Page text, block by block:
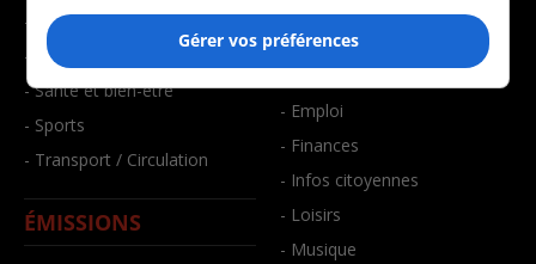
- Environnement
- Faits divers
- Santé et bien-être
- Sports
- Transport / Circulation
ÉMISSIONS
- Art de vivre
- Emploi
- Finances
- Infos citoyennes
- Loisirs
- Musique
Gérer vos préférences